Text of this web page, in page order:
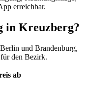
erreichbar.
in Kreuzberg?
und Brandenburg,
den Bezirk.
ab